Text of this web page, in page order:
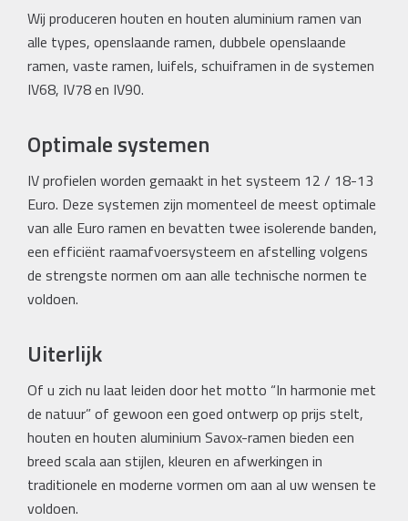
Wij produceren houten en houten aluminium ramen van
alle types, openslaande ramen, dubbele openslaande
ramen, vaste ramen, luifels, schuiframen in de systemen
IV68, IV78 en IV90.
Optimale systemen
IV profielen worden gemaakt in het systeem 12 / 18-13
Euro. Deze systemen zijn momenteel de meest optimale
van alle Euro ramen en bevatten twee isolerende banden,
een efficiënt raamafvoersysteem en afstelling volgens
de strengste normen om aan alle technische normen te
voldoen.
Uiterlijk
Of u zich nu laat leiden door het motto “In harmonie met
de natuur” of gewoon een goed ontwerp op prijs stelt,
houten en houten aluminium Savox-ramen bieden een
breed scala aan stijlen, kleuren en afwerkingen in
traditionele en moderne vormen om aan al uw wensen te
voldoen.